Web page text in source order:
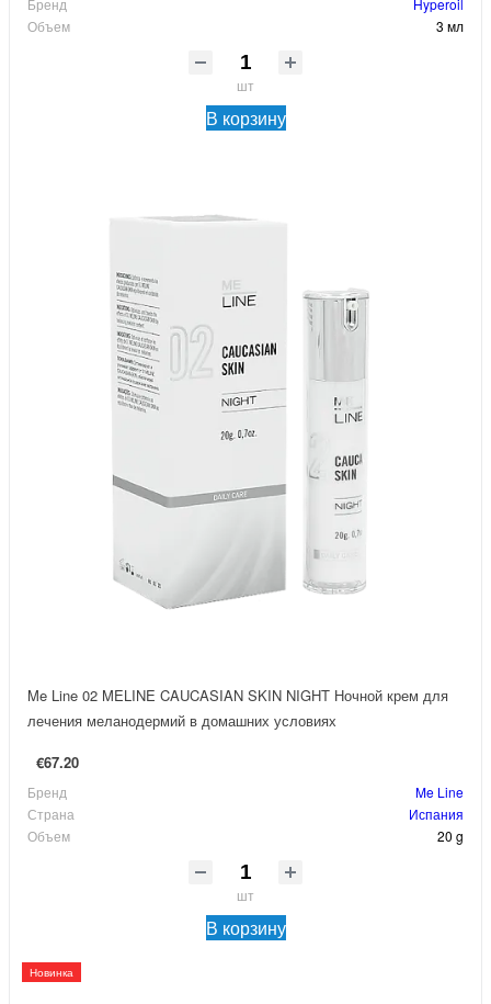
Бренд
Hyperoil
Объем
3 мл
шт
В корзину
Me Line 02 MELINE CAUCASIAN SKIN NIGHT Ночной крем для
лечения меланодермий в домашних условиях
€67.20
Бренд
Me Line
Страна
Испания
Объем
20 g
шт
В корзину
Новинка